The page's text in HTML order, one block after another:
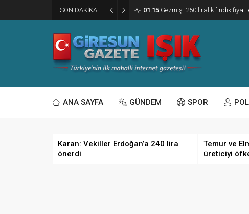
SON DAKİKA 01:15 Gezmiş: 250 liralık fındık
ANA SAYFA GÜNDEM SPOR
Karan: Vekiller Erdoğan’a 240 lira
önerdi
Temur ve
üreticiyi